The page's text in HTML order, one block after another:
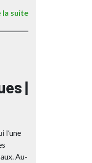
la suite
|
l’une
Au-